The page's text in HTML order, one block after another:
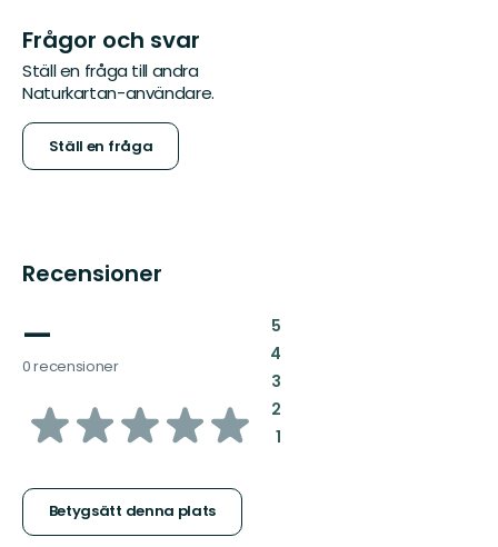
Frågor och svar
Ställ en fråga till andra
Naturkartan-användare.
Ställ en fråga
Recensioner
—
0 recensioner
av
stjärnor
Betygsätt denna plats
5:
4:
3:
2:
1: